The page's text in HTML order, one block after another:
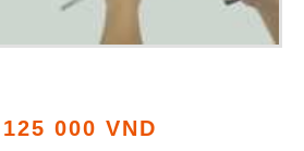
125 000 VND